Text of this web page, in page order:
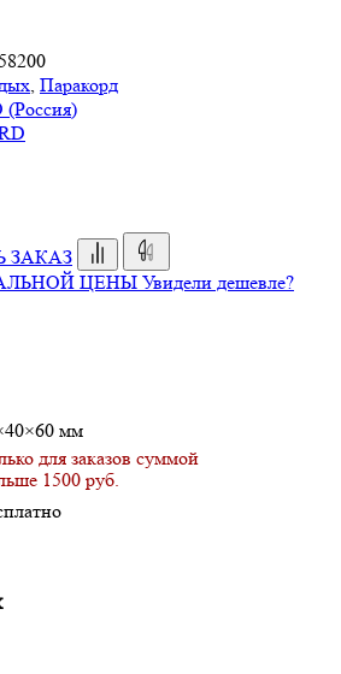
Паракорд
(Россия)
ЗАКАЗ
ЦЕНЫ Увидели дешевле?
мм
для заказов суммой
1500 руб.